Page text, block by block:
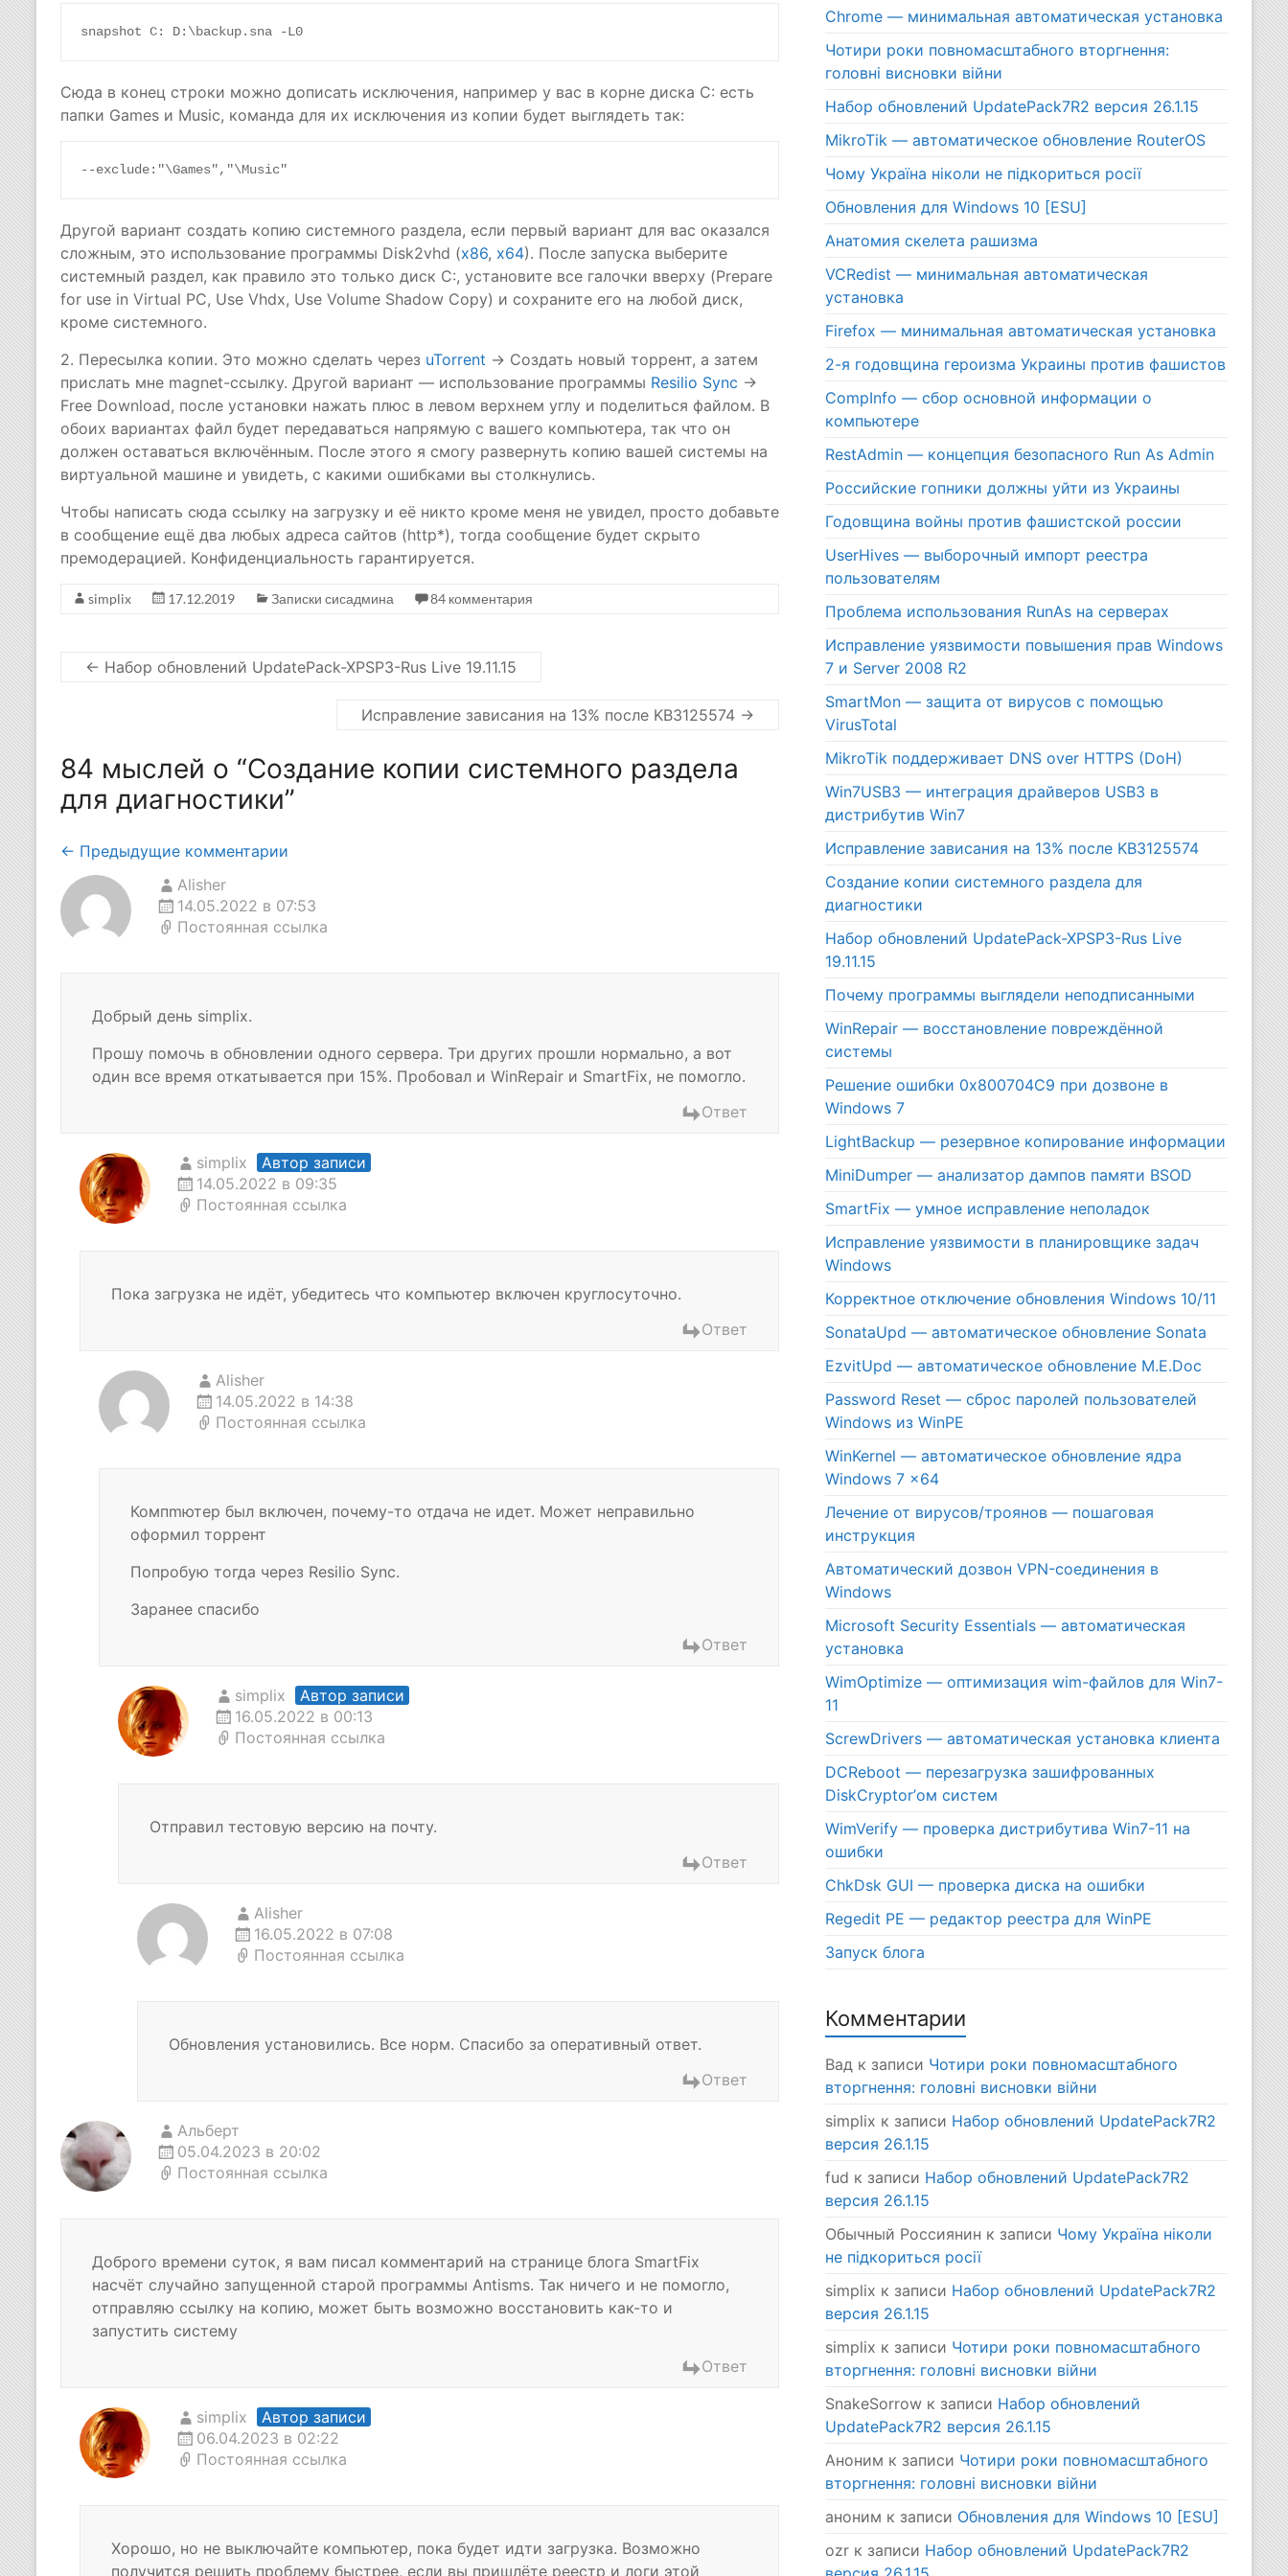
snapshot C: D:\backup.sna -L0
Сюда в конец строки можно дописать исключения, например у вас в корне диска C: есть
папки Games и Music, команда для их исключения из копии будет выглядеть так:
--exclude:"\Games","\Music"
Другой вариант создать копию системного раздела, если первый вариант для вас оказался
сложным, это использование программы Disk2vhd (x86, x64). После запуска выберите
системный раздел, как правило это только диск C:, установите все галочки вверху (Prepare
for use in Virtual PC, Use Vhdx, Use Volume Shadow Copy) и сохраните его на любой диск,
кроме системного.
2. Пересылка копии. Это можно сделать через uTorrent -> Создать новый торрент, а затем
прислать мне magnet-ссылку. Другой вариант — использование программы Resilio Sync ->
Free Download, после установки нажать плюс в левом верхнем углу и поделиться файлом. В
обоих вариантах файл будет передаваться напрямую с вашего компьютера, так что он
должен оставаться включённым. После этого я смогу развернуть копию вашей системы на
виртуальной машине и увидеть, с какими ошибками вы столкнулись.
Чтобы написать сюда ссылку на загрузку и её никто кроме меня не увидел, просто добавьте
в сообщение ещё два любых адреса сайтов (http*), тогда сообщение будет скрыто
премодерацией. Конфиденциальность гарантируется.
simplix 17.12.2019 Записки сисадмина 84 комментария
← Набор обновлений UpdatePack-XPSP3-Rus Live 19.11.15
Исправление зависания на 13% после KB3125574 →
84 мыслей о “Создание копии системного раздела
для диагностики”
Навигация
по
комментариям
← Предыдущие комментарии
Alisher
14.05.2022 в 07:53
Постоянная ссылка
Добрый день simplix.
Прошу помочь в обновлении одного сервера. Три других прошли нормально, а вот
один все время откатывается при 15%. Пробовал и WinRepair и SmartFix, не помогло.
Ответ
simplix
Автор записи
14.05.2022 в 09:35
Постоянная ссылка
Пока загрузка не идёт, убедитесь что компьютер включен круглосуточно.
Ответ
Alisher
14.05.2022 в 14:38
Постоянная ссылка
Компmютер был включен, почему-то отдача не идет. Может неправильно
оформил торрент
Попробую тогда через Resilio Sync.
Заранее спасибо
Ответ
simplix
Автор записи
16.05.2022 в 00:13
Постоянная ссылка
Отправил тестовую версию на почту.
Ответ
Alisher
16.05.2022 в 07:08
Постоянная ссылка
Обновления установились. Все норм. Спасибо за оперативный ответ.
Ответ
Альберт
05.04.2023 в 20:02
Постоянная ссылка
Доброго времени суток, я вам писал комментарий на странице блога SmartFix
насчёт случайно запущенной старой программы Antisms. Так ничего и не помогло,
отправляю ссылку на копию, может быть возможно восстановить как-то и
запустить систему
Ответ
simplix
Автор записи
06.04.2023 в 02:22
Постоянная ссылка
Хорошо, но не выключайте компьютер, пока будет идти загрузка. Возможно
получится решить проблему быстрее, если вы пришлёте реестр и логи этой
Chrome — минимальная автоматическая установка
Чотири роки повномасштабного вторгнення:
головні висновки війни
Набор обновлений UpdatePack7R2 версия 26.1.15
MikroTik — автоматическое обновление RouterOS
Чому Україна ніколи не підкориться росії
Обновления для Windows 10 [ESU]
Анатомия скелета рашизма
VCRedist — минимальная автоматическая
установка
Firefox — минимальная автоматическая установка
2-я годовщина героизма Украины против фашистов
CompInfo — сбор основной информации о
компьютере
RestAdmin — концепция безопасного Run As Admin
Российские гопники должны уйти из Украины
Годовщина войны против фашистской россии
UserHives — выборочный импорт реестра
пользователям
Проблема использования RunAs на серверах
Исправление уязвимости повышения прав Windows
7 и Server 2008 R2
SmartMon — защита от вирусов с помощью
VirusTotal
MikroTik поддерживает DNS over HTTPS (DoH)
Win7USB3 — интеграция драйверов USB3 в
дистрибутив Win7
Исправление зависания на 13% после KB3125574
Создание копии системного раздела для
диагностики
Набор обновлений UpdatePack-XPSP3-Rus Live
19.11.15
Почему программы выглядели неподписанными
WinRepair — восстановление повреждённой
системы
Решение ошибки 0x800704C9 при дозвоне в
Windows 7
LightBackup — резервное копирование информации
MiniDumper — анализатор дампов памяти BSOD
SmartFix — умное исправление неполадок
Исправление уязвимости в планировщике задач
Windows
Корректное отключение обновления Windows 10/11
SonataUpd — автоматическое обновление Sonata
EzvitUpd — автоматическое обновление M.E.Doc
Password Reset — сброс паролей пользователей
Windows из WinPE
WinKernel — автоматическое обновление ядра
Windows 7 x64
Лечение от вирусов/троянов — пошаговая
инструкция
Автоматический дозвон VPN-соединения в
Windows
Microsoft Security Essentials — автоматическая
установка
WimOptimize — оптимизация wim-файлов для Win7-
11
ScrewDrivers — автоматическая установка клиента
DCReboot — перезагрузка зашифрованных
DiskCryptor’ом систем
WimVerify — проверка дистрибутива Win7-11 на
ошибки
ChkDsk GUI — проверка диска на ошибки
Regedit PE — редактор реестра для WinPE
Запуск блога
Комментарии
Вад к записи Чотири роки повномасштабного
вторгнення: головні висновки війни
simplix к записи Набор обновлений UpdatePack7R2
версия 26.1.15
fud к записи Набор обновлений UpdatePack7R2
версия 26.1.15
Обычный Россиянин к записи Чому Україна ніколи
не підкориться росії
simplix к записи Набор обновлений UpdatePack7R2
версия 26.1.15
simplix к записи Чотири роки повномасштабного
вторгнення: головні висновки війни
SnakeSorrow к записи Набор обновлений
UpdatePack7R2 версия 26.1.15
Аноним к записи Чотири роки повномасштабного
вторгнення: головні висновки війни
аноним к записи Обновления для Windows 10 [ESU]
ozr к записи Набор обновлений UpdatePack7R2